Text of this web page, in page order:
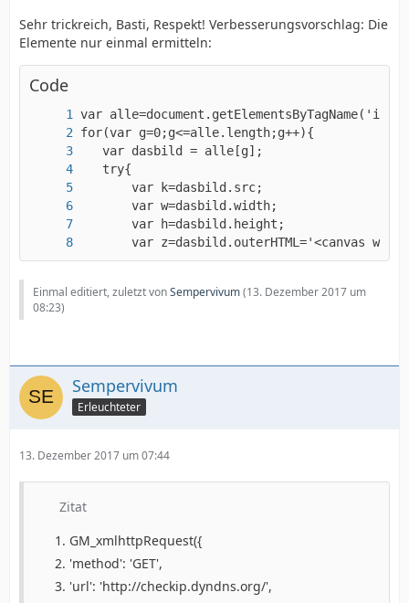
{alert(err)} }
Sehr trickreich, Basti, Respekt! Verbesserungsvorschlag: Die
Elemente nur einmal ermitteln:
Code
var z=dasbild.outerHTML='<canvas
Einmal editiert, zuletzt vonSempervivum(13. Dezember 2017 um
08:23)
Sempervivum
Erleuchteter
13. Dezember 2017 um 07:44
Zitat
GM_xmlhttpRequest({
'method': 'GET',
'url': 'http://checkip.dyndns.org/',